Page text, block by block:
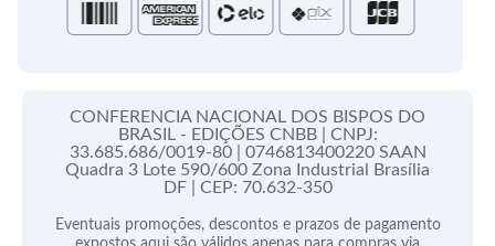
CONFERENCIA NACIONAL DOS BISPOS DO
BRASIL - EDIÇÕES CNBB | CNPJ:
33.685.686/0019-80 | 0746813400220 SAAN
Quadra 3 Lote 590/600 Zona Industrial Brasília
DF | CEP: 70.632-350
Eventuais promoções, descontos e prazos de pagamento